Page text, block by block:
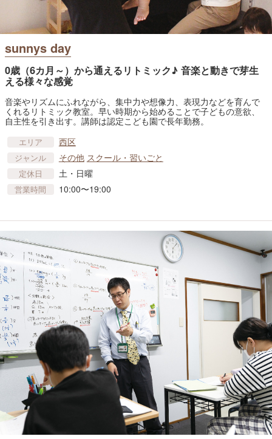
sunnys day
0歳（6カ月～）から通えるリトミック♪ 音楽と動きで芽生
える様々な感覚
音楽やリズムにふれながら、集中力や想像力、表現力などを育んで
くれるリトミック教室。早い時期から始めることで子どもの意欲、
自主性を引き出す。講師は認定こども園で長年勤務。
エリア 西区
ジャンル その他 スクール・習いごと
定休日 土・日曜
営業時間 10:00〜19:00